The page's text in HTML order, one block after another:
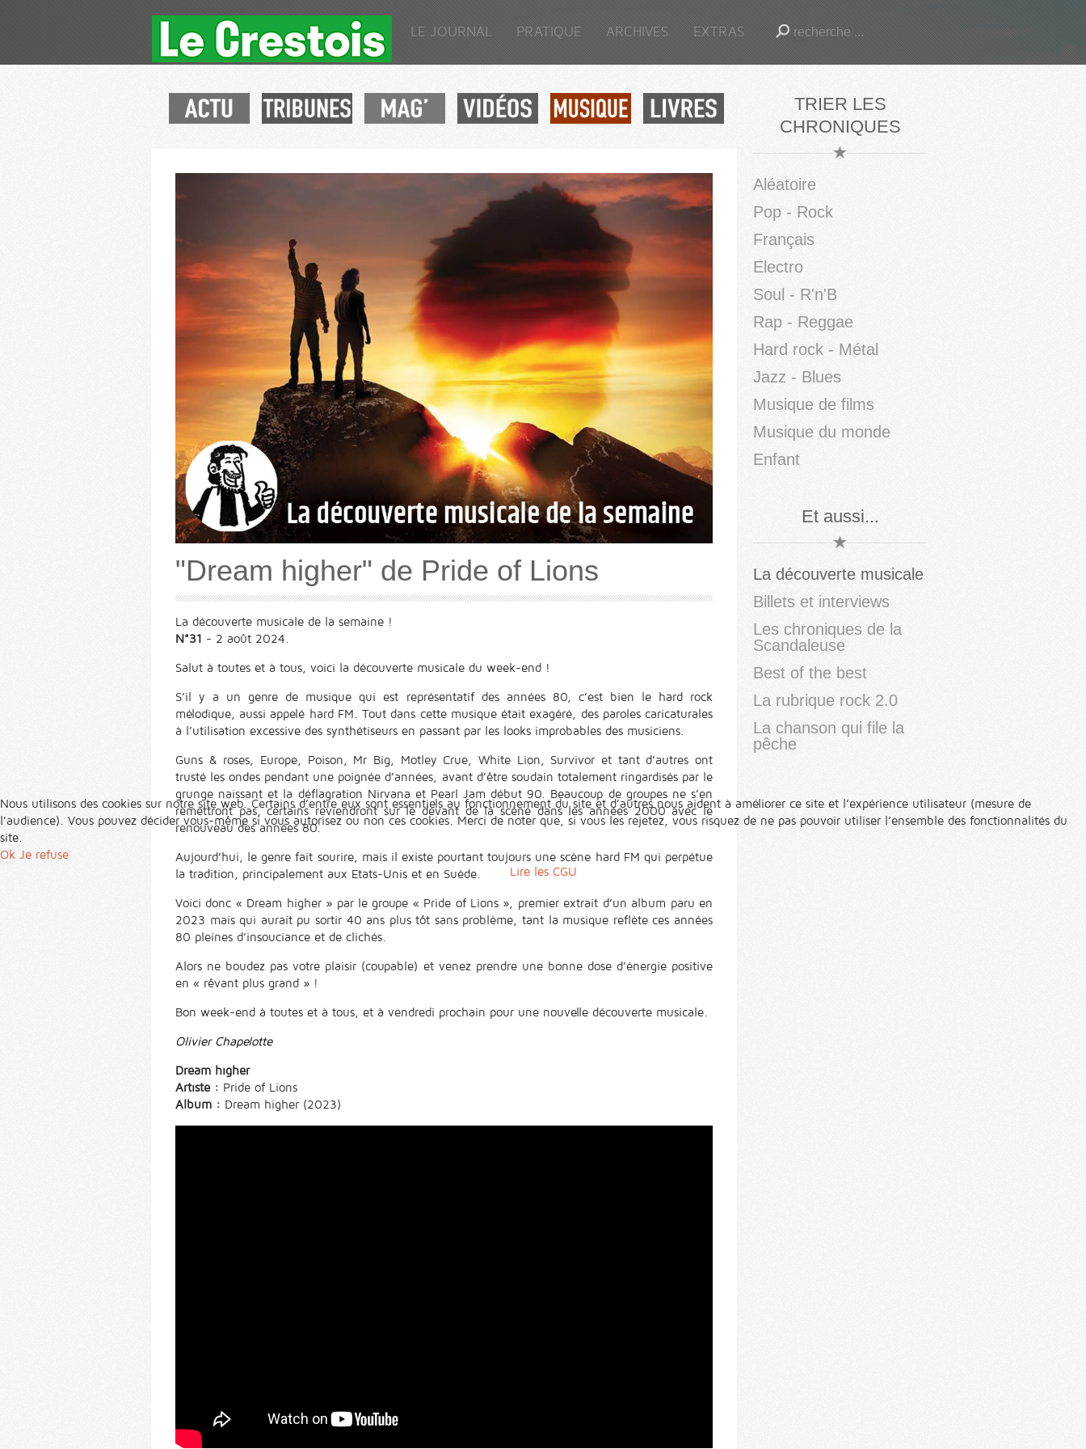
LE JOURNAL PRATIQUE ARCHIVES EXTRAS
"Dream higher" de Pride of Lions
La découverte musicale de la semaine !
N°31 - 2 août 2024.
Salut à toutes et à tous, voici la découverte musicale du week-end !
S’il y a un genre de musique qui est représentatif des années 80, c’est bien le hard rock
mélodique, aussi appelé hard FM. Tout dans cette musique était exagéré, des paroles caricaturales
à l’utilisation excessive des synthétiseurs en passant par les looks improbables des musiciens.
Guns & roses, Europe, Poison, Mr Big, Motley Crue, White Lion, Survivor et tant d’autres ont
trusté les ondes pendant une poignée d’années, avant d’être soudain totalement ringardisés par le
grunge naissant et la déflagration Nirvana et Pearl Jam début 90. Beaucoup de groupes ne s’en
remettront pas, certains reviendront sur le devant de la scène dans les années 2000 avec le
renouveau des années 80.
Aujourd’hui, le genre fait sourire, mais il existe pourtant toujours une scène hard FM qui perpétue
la tradition, principalement aux Etats-Unis et en Suède.
Voici donc « Dream higher » par le groupe « Pride of Lions », premier extrait d’un album paru en
2023 mais qui aurait pu sortir 40 ans plus tôt sans problème, tant la musique reflète ces années
80 pleines d’insouciance et de clichés.
Alors ne boudez pas votre plaisir (coupable) et venez prendre une bonne dose d’énergie positive
en « rêvant plus grand » !
Bon week-end à toutes et à tous, et à vendredi prochain pour une nouvelle découverte musicale.
Olivier Chapelotte
Dream higher
Artiste : Pride of Lions
Album : Dream higher (2023)
TRIER LES
CHRONIQUES
Aléatoire
Pop - Rock
Français
Electro
Soul - R'n'B
Rap - Reggae
Hard rock - Métal
Jazz - Blues
Musique de films
Musique du monde
Enfant
Et aussi...
La découverte musicale
Billets et interviews
Les chroniques de la
Scandaleuse
Best of the best
La rubrique rock 2.0
La chanson qui file la
pêche
Nous utilisons des cookies sur notre site web. Certains d’entre eux sont essentiels au fonctionnement du site et d’autres nous aident à améliorer ce site et l’expérience utilisateur (mesure de
l'audience). Vous pouvez décider vous-même si vous autorisez ou non ces cookies. Merci de noter que, si vous les rejetez, vous risquez de ne pas pouvoir utiliser l’ensemble des fonctionnalités du
site.
Ok Je refuse
Lire les CGU